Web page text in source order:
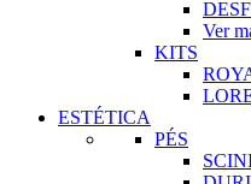
Ver
KITS
ESTÉTICA
PÉS